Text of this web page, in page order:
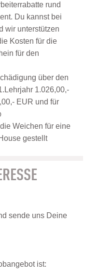
rund
Du kannst bei
wir unterstützen
Kosten für die
für den
über den
1.026,00,-
EUR und für
Weichen für eine
gestellt
sende uns Deine
ist: